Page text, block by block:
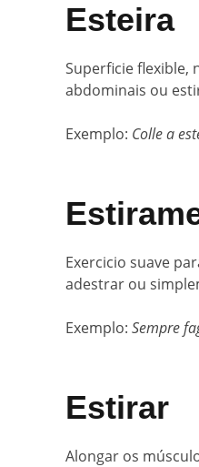
Esteira
Superficie flexible,
abdominais ou
Exemplo: Colle a
Exercicio suave
adestrar ou
Exemplo: Sempre
Estirar
Alongar os